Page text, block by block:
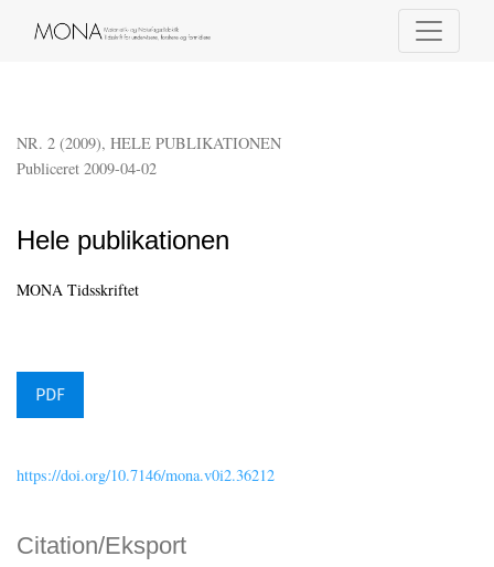
NR. 2 (2009), HELE PUBLIKATIONEN
Hele publikationen
Publiceret 2009-04-02
MONA Tidsskriftet
PDF
Citation/Eksport
https://doi.org/10.7146/mona.v0i2.36212